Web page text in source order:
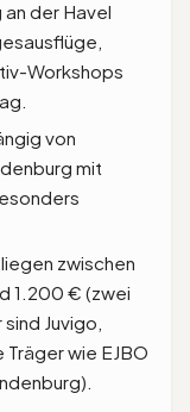
der Havel
Workshops
von
mit
zwischen
1.200 € (zwei
Juvigo,
wie EJBO